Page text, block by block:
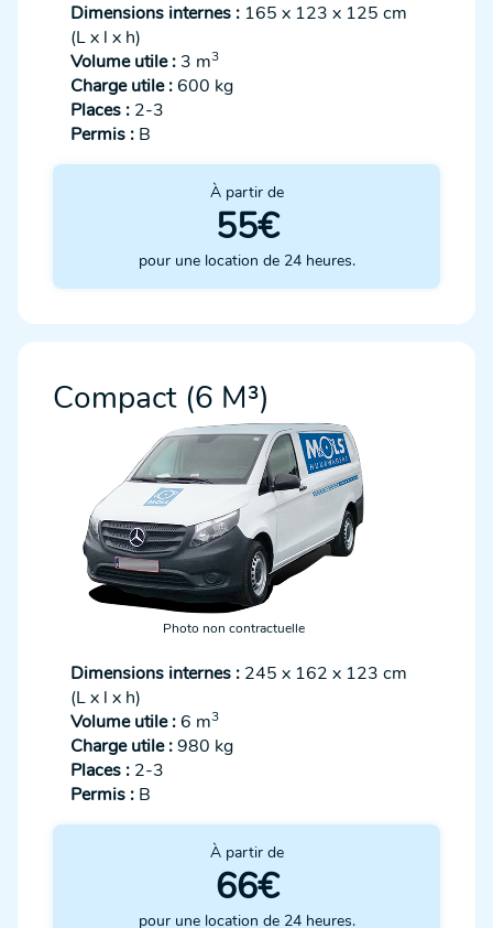
Dimensions internes : 165 x 123 x 125 cm
(L x l x h)
Volume utile : 3 m3
Charge utile :600 kg
Places : 2-3
Permis : B
À partir de
55€
pour une location de 24 heures.
Compact (6 M³)
Photo non contractuelle
Dimensions internes : 245 x 162 x 123 cm
(L x l x h)
Volume utile :6 m3
Charge utile :980 kg
Places : 2-3
Permis : B
À partir de
66€
pour une location de 24 heures.